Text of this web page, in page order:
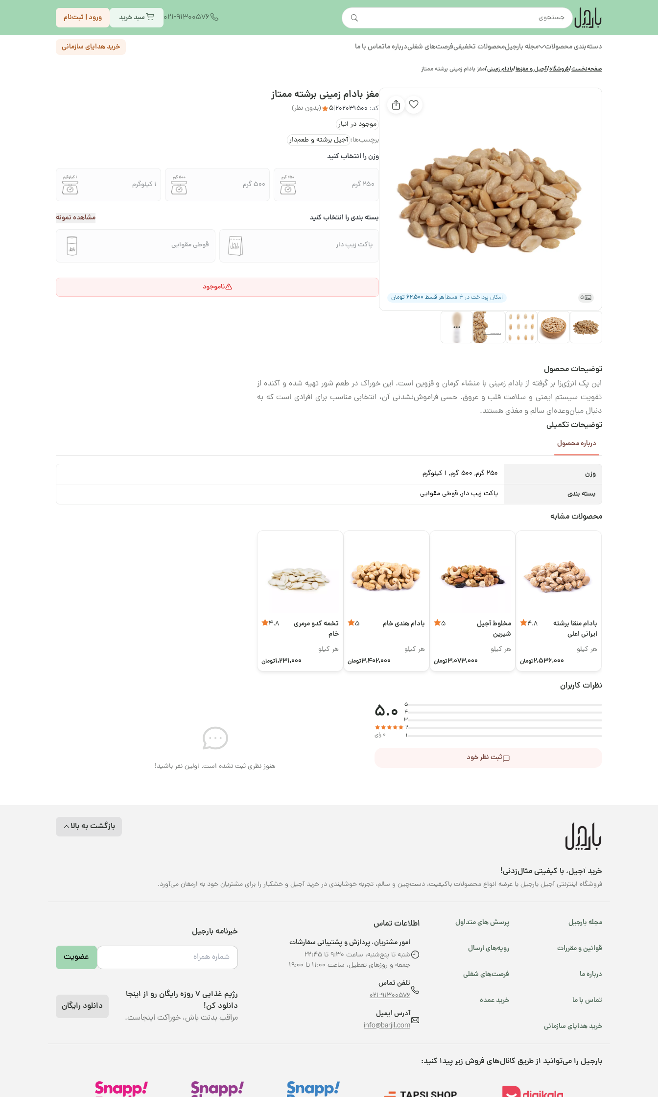
021-91300576 سبد خرید ورود | ثبت‌نام
دسته‌بندی محصولات مجله بارجیلمحصولات تخفیفیفرصت‌های شغلیدرباره ماتماس با ما خرید هدایای سازمانی
صفحه‌نخست/فروشگاه/آجیل و مغزها/بادام زمینی/مغز بادام زمینی برشته ممتاز
5 امکان پرداخت در ۴ قسط |هر قسط ۶۲,۵۰۰ تومان
مغز بادام زمینی برشته ممتاز
کد: 202031500
|
5
(بدون نظر)
موجود در انبار
برچسب‌ها: آجیل برشته و طعم‌دار
وزن را انتخاب کنید
250 گرم 500 گرم 1 کیلوگرم
بسته بندی را انتخاب کنید مشاهده نمونه
پاکت زیپ دار قوطی مقوایی
ناموجود
توضیحات محصول
این پک انرژی‌زا بر گرفته از بادام زمینی با منشاء کرمان و قزوین است. این خوراک در طعم شور تهیه شده و آکنده از
تقویت سیستم ایمنی و سلامت قلب و عروق. حسی فراموش‌نشدنی آن، انتخابی مناسب برای افرادی است که به
دنبال میان‌وعده‌ای سالم و مغذی هستند.
توضیحات تکمیلی
درباره محصول
وزن 250 گرم, 500 گرم, 1 کیلوگرم
بسته بندی پاکت زیپ دار, قوطی مقوایی
محصولات مشابه
بادام منقا برشته
ایرانی اعلی
4.8
هر کیلو
2,536,000تومان
مخلوط آجیل
شیرین
5
هر کیلو
3,073,000تومان
بادام هندی خام 5
هر کیلو
3,402,000تومان
تخمه کدو مرمری
خام
4.8
هر کیلو
1,231,000تومان
نظرات کاربران
5
4
3
2
1
5.0
0 رای
ثبت نظر خود
هنوز نظری ثبت نشده است. اولین نفر باشید!
بازگشت به بالا
خرید آجیل، با کیفیتی مثال‌زدنی!
فروشگاه اینترنتی آجیل بارجیل با عرضه انواع محصولات باکیفیت، دست‌چین و سالم، تجربه خوشایندی در خرید آجیل و خشکبار را برای مشتریان خود به ارمغان می‌آورد.
مجله بارجیل پرسش های متداول
قوانین و مقررات رویه‌های ارسال
درباره ما فرصت‌های شغلی
تماس با ما خرید عمده
خرید هدایای سازمانی
اطلاعات تماس
امور مشتریان، پردازش و پشتیبانی سفارشات
شنبه تا پنج‌شنبه، ساعت ۹:۳۰ تا ۲۲:۴۵
جمعه و روزهای تعطیل، ساعت ۱۱:۰۰ تا ۱۹:۰۰
تلفن تماس
021-91300576
آدرس ایمیل
info@barjil.com
خبرنامه بارجیل
عضویت
رژیم غذایی 7 روزه رایگان رو از اینجا
دانلود کن!
مراقب بدنت باش، خوراکت اینجاست.
دانلود رایگان
بارجیل را می‌توانید از طریق کانال‌های فروش زیر پیدا کنید: